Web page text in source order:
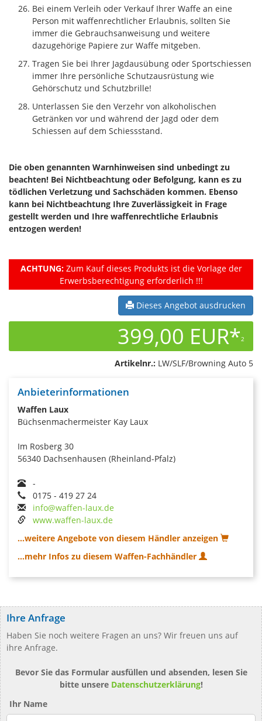
Bei einem Verleih oder Verkauf Ihrer Waffe an eine
Person mit waffenrechtlicher Erlaubnis, sollten Sie
immer die Gebrauchsanweisung und weitere
dazugehörige Papiere zur Waffe mitgeben.
Tragen Sie bei Ihrer Jagdausübung oder Sportschiessen
immer Ihre persönliche Schutzausrüstung wie
Gehörschutz und Schutzbrille!
Unterlassen Sie den Verzehr von alkoholischen
Getränken vor und während der Jagd oder dem
Schiessen auf dem Schiessstand.
Die oben genannten Warnhinweisen sind unbedingt zu
beachten! Bei Nichtbeachtung oder Befolgung, kann es zu
tödlichen Verletzung und Sachschäden kommen. Ebenso
kann bei Nichtbeachtung Ihre Zuverlässigkeit in Frage
gestellt werden und Ihre waffenrechtliche Erlaubnis
entzogen werden!
ACHTUNG:Zum Kauf dieses Produkts ist die Vorlage der
Erwerbsberechtigung erforderlich !!!
Dieses Angebot ausdrucken
399,00 EUR*2
Artikelnr.: LW/SLF/Browning Auto 5
Anbieterinformationen
Waffen Laux
Büchsenmachermeister Kay Laux
Im Rosberg 30
56340 Dachsenhausen (Rheinland-Pfalz)
-
0175 - 419 27 24
info@waffen-laux.de
www.waffen-laux.de
...weitere Angebote von diesem Händler anzeigen
...mehr Infos zu diesem Waffen-Fachhändler
Ihre Anfrage
Haben Sie noch weitere Fragen an uns? Wir freuen uns auf
ihre Anfrage.
Bevor Sie das Formular ausfüllen und absenden, lesen Sie
bitte unsere Datenschutzerklärung!
Ihr Name